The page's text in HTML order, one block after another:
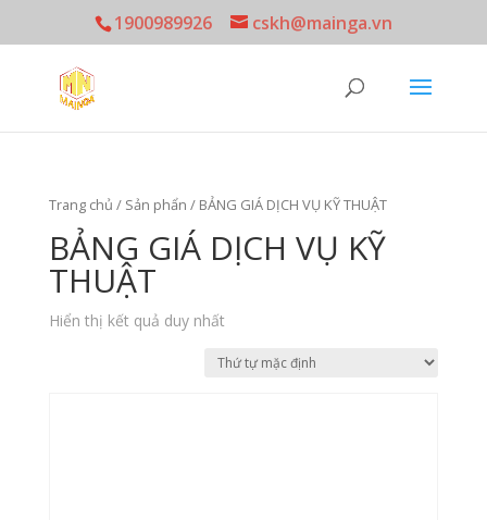
1900989926 cskh@mainga.vn
Trang chủ / Sản phẩn / BẢNG GIÁ DỊCH VỤ KỸ THUẬT
BẢNG GIÁ DỊCH VỤ KỸ
THUẬT
Hiển thị kết quả duy nhất